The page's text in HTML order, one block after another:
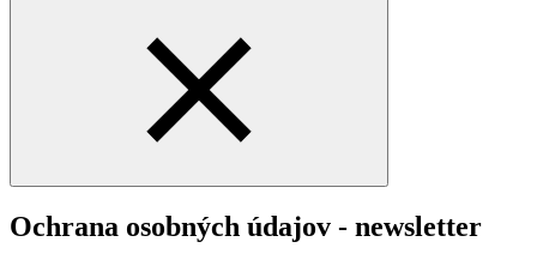
Ochrana osobných údajov - newsletter